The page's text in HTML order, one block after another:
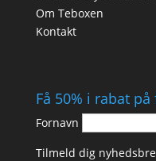
Om Teboxen
Kontakt
Få 50% i rabat
Fornavn
Tilmeld dig